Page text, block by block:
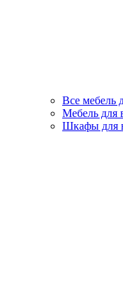
Все мебель
Мебель для
Шкафы для